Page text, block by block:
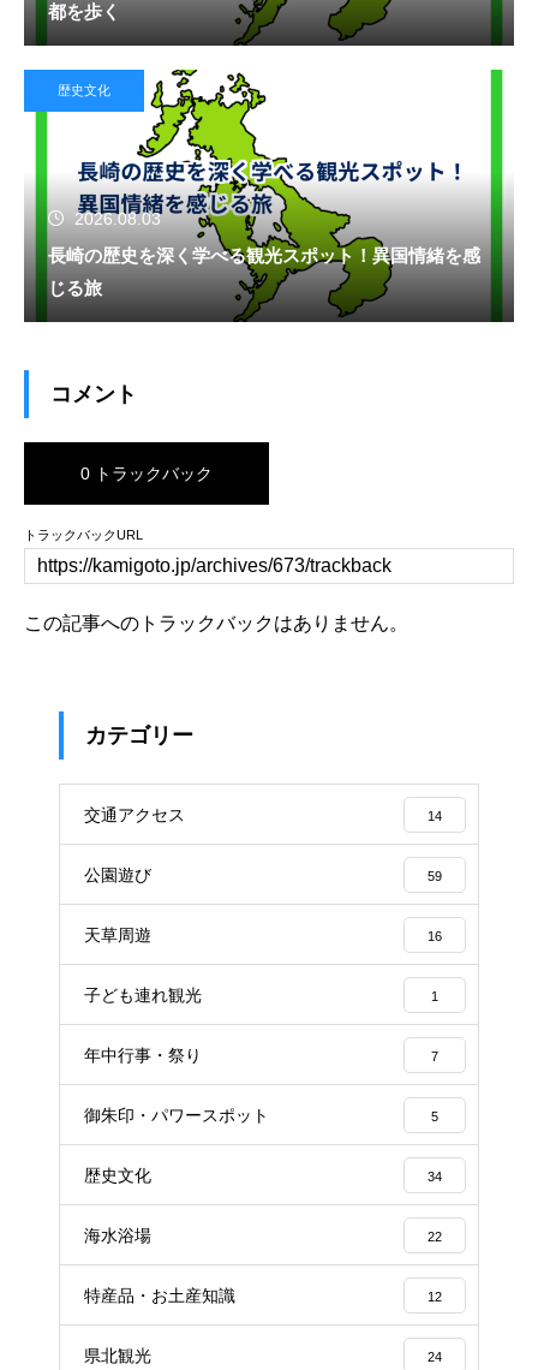
都を歩く
歴史文化
2026.08.03
長崎の歴史を深く学べる観光スポット！異国情緒を感
じる旅
コメント
0 トラックバック
トラックバックURL
この記事へのトラックバックはありません。
カテゴリー
交通アクセス 14
公園遊び 59
天草周遊 16
子ども連れ観光 1
年中行事・祭り 7
御朱印・パワースポット 5
歴史文化 34
海水浴場 22
特産品・お土産知識 12
県北観光 24